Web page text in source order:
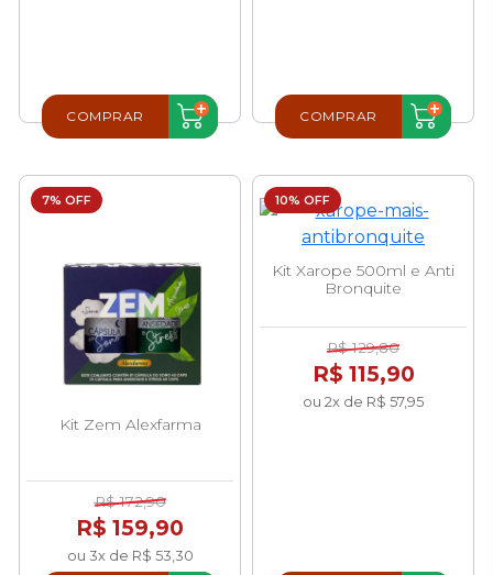
COMPRAR COMPRAR
7% OFF
Kit Zem Alexfarma
R$ 172,90
R$ 159,90
ou 3x de R$ 53,30
10% OFF
Kit Xarope 500ml e Anti
Bronquite
R$ 129,80
R$ 115,90
ou 2x de R$ 57,95